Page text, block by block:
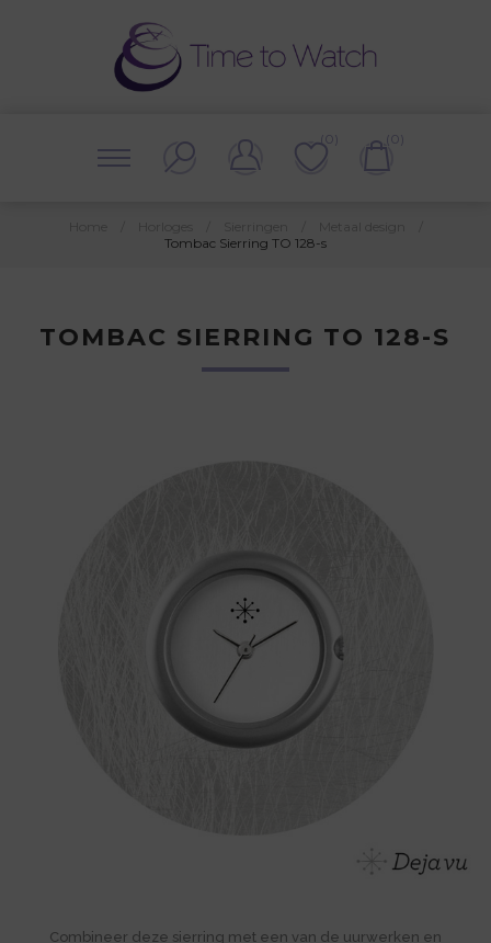
(0) (0)
Tombac Sierring TO 128-s
TOMBAC SIERRING TO 128-S
Combineer deze sierring met een van de uurwerken en